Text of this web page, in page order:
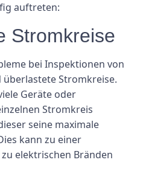
auftreten:
Stromkreise
bei Inspektionen von
Stromkreise.
Geräte oder
Stromkreis
seine maximale
kann zu einer
elektrischen Bränden